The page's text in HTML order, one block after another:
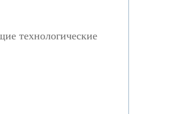
технологические